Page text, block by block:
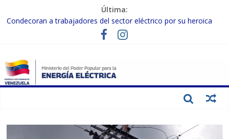
Última:
Condecoran a trabajadores del sector eléctrico por su heroica
labor tras el doble sismo del 24-J
Gobierno Nacional coordina acciones con el sector privado para
Inspeccionan trabajos de rehabilitación en instalaciones del SEN
en Carabobo
Gobierno Nacional activa plan preventivo para fortalecer el SEN